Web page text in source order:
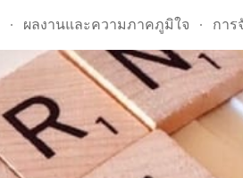
Skip to navigation
ผลงานและความภาคภูมิใจ การ